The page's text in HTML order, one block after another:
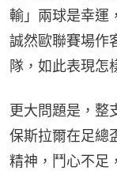
輸」兩球是幸運
誠然歐聯賽場作
隊，如此表現怎
更大問題是，整
保斯拉爾在足總
精神，鬥心不足